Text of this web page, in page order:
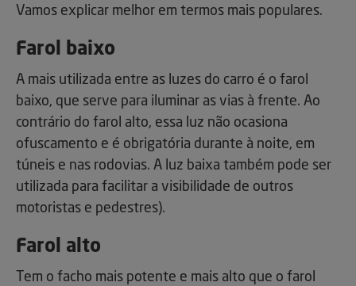
Vamos explicar melhor em termos mais populares.
Farol baixo
A mais utilizada entre as luzes do carro é o farol
baixo, que serve para iluminar as vias à frente. Ao
contrário do farol alto, essa luz não ocasiona
ofuscamento e é obrigatória durante à noite, em
túneis e nas rodovias. A luz baixa também pode ser
utilizada para facilitar a visibilidade de outros
motoristas e pedestres).
Farol alto
Tem o facho mais potente e mais alto que o farol